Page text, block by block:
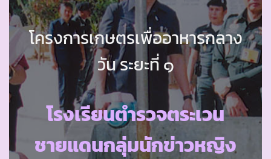
โครงการเกษตรเพื่ออาหารกลาง
วัน ระยะที่ ๑
โรงเรียนตำรวจตระเวน
ชายแดนกลุ่มนักข่าวหญิง